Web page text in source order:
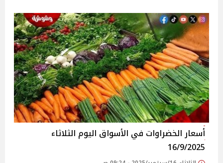
أسعار الخضراوات في الأسواق‎‎ اليوم الثلاثاء
16/9/2025